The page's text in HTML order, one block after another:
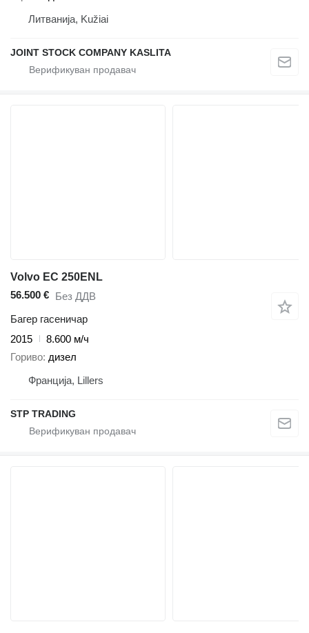
Литванија, Kužiai
JOINT STOCK COMPANY KASLITA
Volvo EC 250ENL
56.500 € Без ДДВ
Багер гасеничар
2015
8.600 м/ч
Гориво дизел
Франција, Lillers
STP TRADING